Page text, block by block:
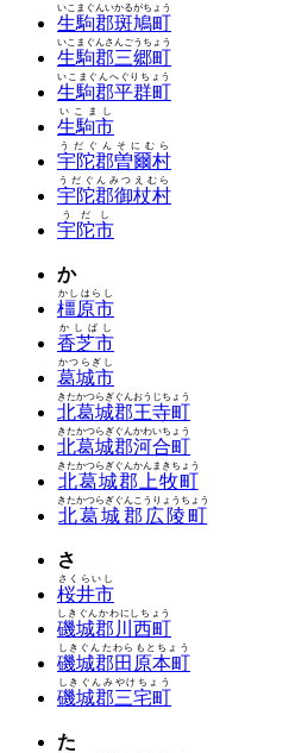
生駒郡斑鳩町
いこまぐんいかるがちょう
生駒郡三郷町
いこまぐんさんごうちょう
生駒郡平群町
いこまぐんへぐりちょう
生駒市
いこまし
宇陀郡曽爾村
うだぐんそにむら
宇陀郡御杖村
うだぐんみつえむら
宇陀市
うだし
か
橿原市
かしはらし
香芝市
かしばし
葛城市
かつらぎし
北葛城郡王寺町
きたかつらぎぐんおうじちょう
北葛城郡河合町
きたかつらぎぐんかわいちょう
北葛城郡上牧町
きたかつらぎぐんかんまきちょう
北葛城郡広陵町
きたかつらぎぐんこうりょうちょう
さ
桜井市
さくらいし
磯城郡川西町
しきぐんかわにしちょう
磯城郡田原本町
しきぐんたわらもとちょう
磯城郡三宅町
しきぐんみやけちょう
た